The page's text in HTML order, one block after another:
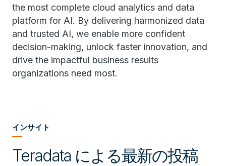
the most complete cloud analytics and data
platform for AI. By delivering harmonized data
and trusted AI, we enable more confident
decision-making, unlock faster innovation, and
drive the impactful business results
organizations need most.
インサイト
Teradata による最新の投稿